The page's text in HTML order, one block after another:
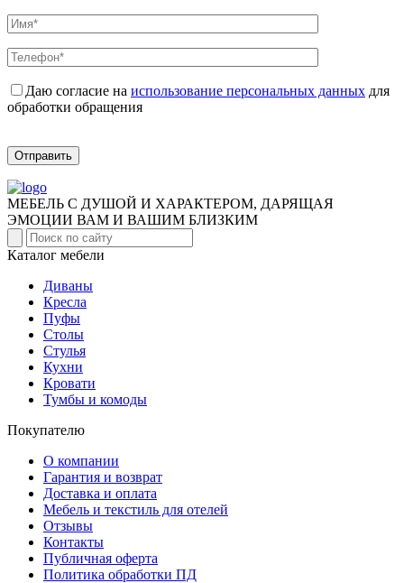
Даю согласие на использование персональных данных для
обработки обращения
Отправить
МЕБЕЛЬ С ДУШОЙ И ХАРАКТЕРОМ, ДАРЯЩАЯ
ЭМОЦИИ ВАМ И ВАШИМ БЛИЗКИМ
Каталог мебели
Диваны
Кресла
Пуфы
Столы
Стулья
Кухни
Кровати
Тумбы и комоды
Покупателю
О компании
Гарантия и возврат
Доставка и оплата
Мебель и текстиль для отелей
Отзывы
Контакты
Публичная оферта
Политика обработки ПД